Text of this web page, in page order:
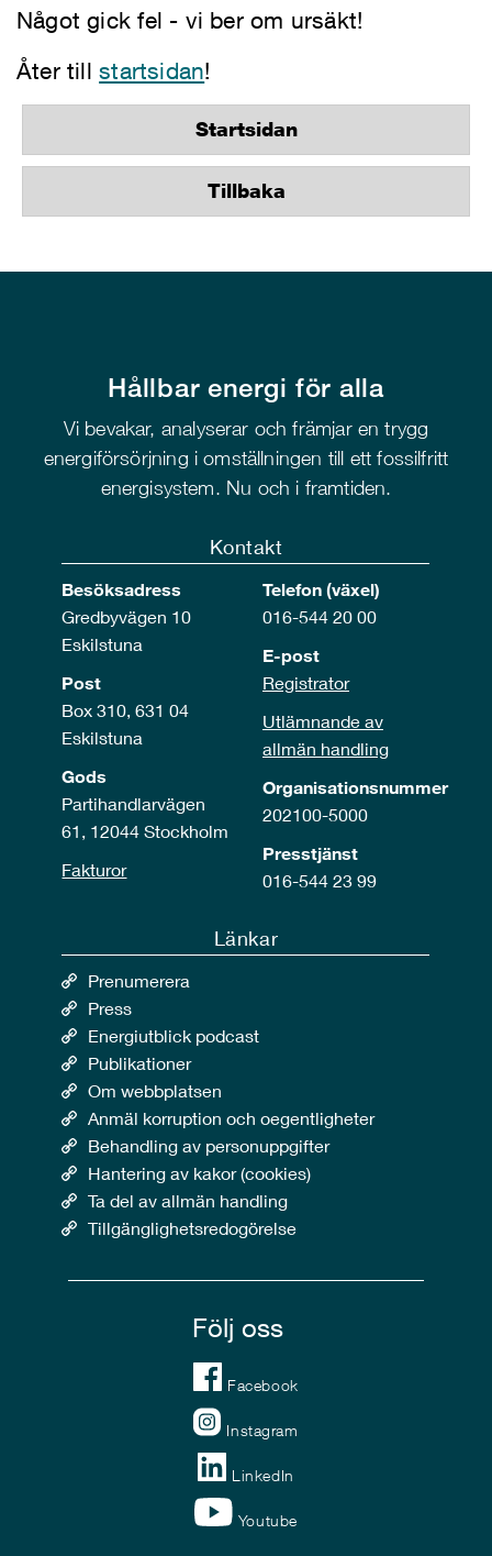
Något gick fel - vi ber om ursäkt!
Åter tillstartsidan!
Startsidan
Tillbaka
Hållbar energi för alla
Vi bevakar, analyserar och främjar en trygg
energiförsörjning i omställningen till ett fossilfritt
energisystem. Nu och i framtiden.
Kontakt
Besöksadress
Gredbyvägen 10
Eskilstuna
Post
Box 310, 631 04
Eskilstuna
Gods
Partihandlarvägen
61, 12044 Stockholm
Fakturor
Telefon (växel)
016-544 20 00
E-post
Registrator
Utlämnande av
allmän handling
Organisationsnummer
202100-5000
Presstjänst
016-544 23 99
Länkar
Prenumerera
Press
Energiutblick podcast
Publikationer
Om webbplatsen
Anmäl korruption och oegentligheter
Behandling av personuppgifter
Hantering av kakor (cookies)
Ta del av allmän handling
Tillgänglighetsredogörelse
Följ oss
Facebook
Instagram
LinkedIn
Youtube